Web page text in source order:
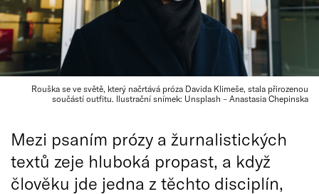
Rouška se ve světě, který načrtává próza Davida Klimeše, stala přirozenou
součástí outfitu. Ilustrační snímek: Unsplash – Anastasia Chepinska
Mezi psaním prózy a žurnalistických
textů zeje hluboká propast, a když
člověku jde jedna z těchto disciplín,